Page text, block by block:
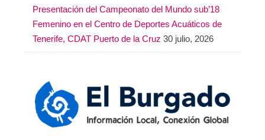
Presentación del Campeonato del Mundo sub’18
Femenino en el Centro de Deportes Acuáticos de
Tenerife, CDAT Puerto de la Cruz 30 julio, 2026